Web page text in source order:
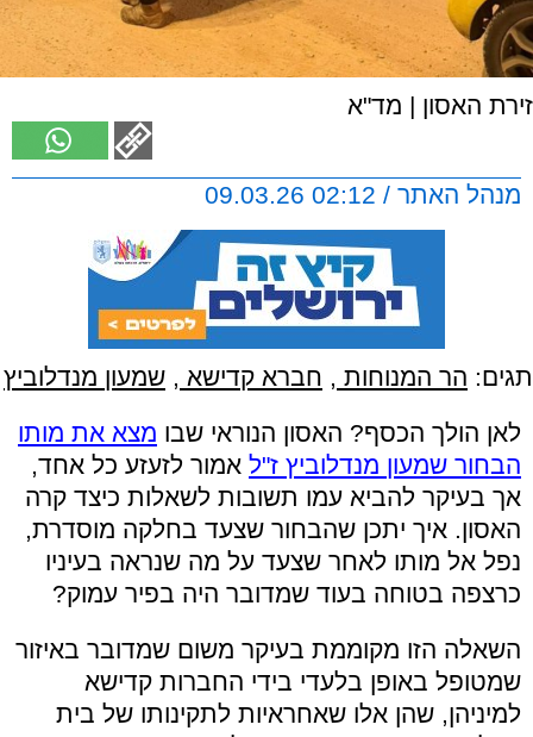
זירת האסון | מד"א
מנהל האתר / 02:12 09.03.26
תגים: הר המנוחות , חברא קדישא , שמעון מנדלוביץ
לאן הולך הכסף? האסון הנוראי שבו מצא את מותו
הבחור שמעון מנדלוביץ ז"ל אמור לזעזע כל אחד,
אך בעיקר להביא עמו תשובות לשאלות כיצד קרה
האסון. איך יתכן שהבחור שצעד בחלקה מוסדרת,
נפל אל מותו לאחר שצעד על מה שנראה בעיניו
כרצפה בטוחה בעוד שמדובר היה בפיר עמוק?
השאלה הזו מקוממת בעיקר משום שמדובר באיזור
שמטופל באופן בלעדי בידי החברות קדישא
למיניהן, שהן אלו שאחראיות לתקינותו של בית